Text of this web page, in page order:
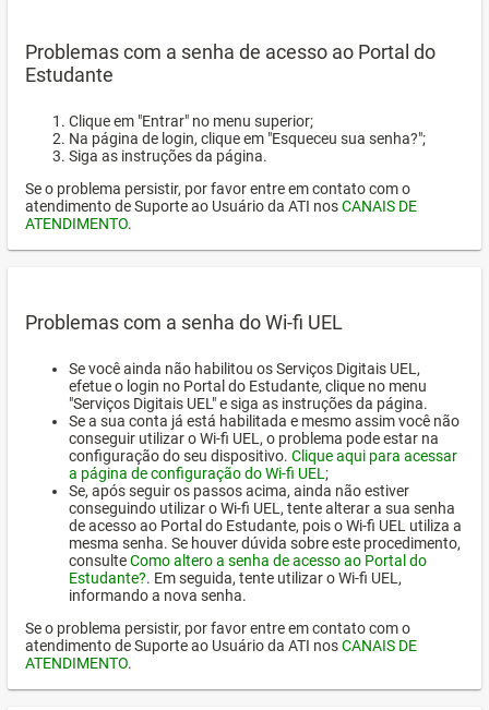
Problemas com a senha de acesso ao Portal do
Estudante
Clique em "Entrar" no menu superior;
Na página de login, clique em "Esqueceu sua senha?";
Siga as instruções da página.
Se o problema persistir, por favor entre em contato com o
atendimento de Suporte ao Usuário da ATI nosCANAIS DE
ATENDIMENTO.
Problemas com a senha do Wi-fi UEL
Se você ainda não habilitou os Serviços Digitais UEL,
efetue o login no Portal do Estudante, clique no menu
"Serviços Digitais UEL" e siga as instruções da página.
Se a sua conta já está habilitada e mesmo assim você não
conseguir utilizar o Wi-fi UEL, o problema pode estar na
configuração do seu dispositivo. Clique aqui para acessar
a página de configuração do Wi-fi UEL ;
Se, após seguir os passos acima, ainda não estiver
conseguindo utilizar o Wi-fi UEL, tente alterar a sua senha
de acesso ao Portal do Estudante, pois o Wi-fi UEL utiliza a
mesma senha. Se houver dúvida sobre este procedimento,
consulteComo altero a senha de acesso ao Portal do
Estudante?. Em seguida, tente utilizar o Wi-fi UEL,
informando a nova senha.
Se o problema persistir, por favor entre em contato com o
atendimento de Suporte ao Usuário da ATI nosCANAIS DE
ATENDIMENTO.